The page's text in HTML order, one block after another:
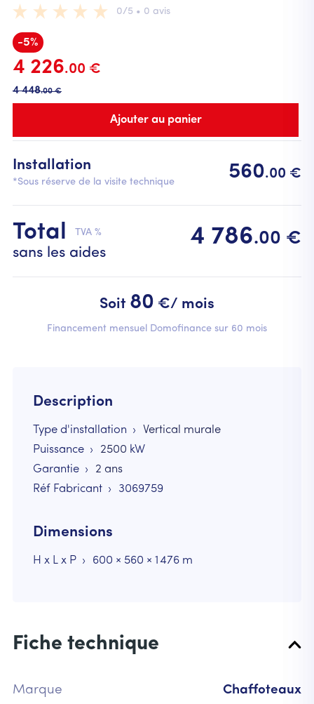
Description
Type d'installation
Vertical murale
Puissance
2500 kW
Garantie
2 ans
Réf Fabricant
3069759
Dimensions
H x L x P 600 × 560 × 1 476 m
Fiche technique
Marque Chaffoteaux
0/5 • 0 avis
-5%
4 226.00 €
4 448.00 €
Installation
*Sous réserve de la visite technique 560.00 €
Total TVA %
sans les aides
4 786.00 €
Soit 80 €/ mois
Financement mensuel Domofinance sur 60 mois